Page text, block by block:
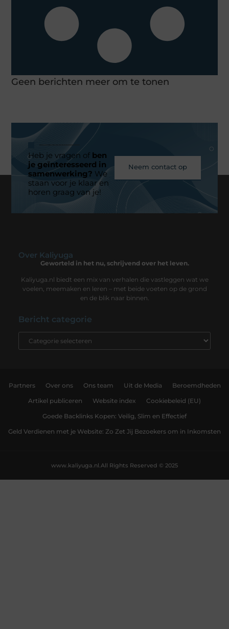
Geen berichten meer om te tonen
Heb je vragen ofben
je geïnteresseerd in
samenwerking? We
staan voor je klaar en
horen graag van je!
Neem contact op
Over Kaliyuga
Geworteld in het nu, schrijvend over het leven.
Kaliyuga.nl biedt een mix van verhalen die vastleggen wat we
voelen, meemaken en leren – met beide voeten op de grond
en de blik naar binnen.
Bericht categorie
Partners Over ons Ons team Uit de Media Beroemdheden
Artikel publiceren Website index Cookiebeleid (EU)
Goede Backlinks Kopen: Veilig, Slim en Effectief
Geld Verdienen met je Website: Zo Zet Jij Bezoekers om in Inkomsten
All Rights Reserved © 2025
www.kaliyuga.nl.